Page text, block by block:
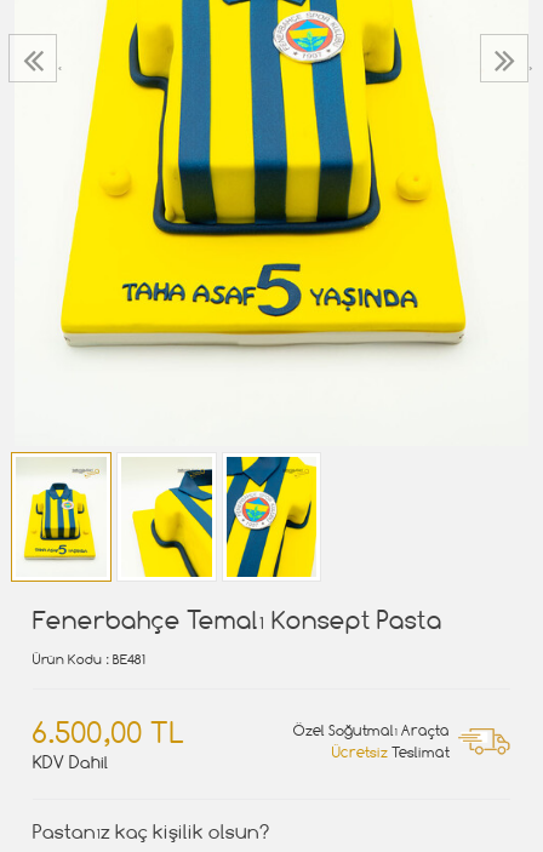
‹ ›
Fenerbahçe Temalı Konsept Pasta
Ürün Kodu : BE481
6.500,00 TL
KDV Dahil
Özel Soğutmalı Araçta
Ücretsiz Teslimat
Pastanız kaç kişilik olsun?